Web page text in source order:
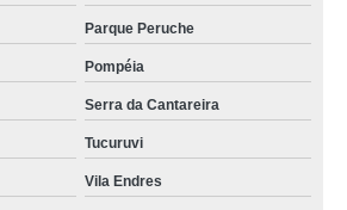
Parque Peruche
Pompéia
Serra da Cantareira
Tucuruvi
Vila Endres